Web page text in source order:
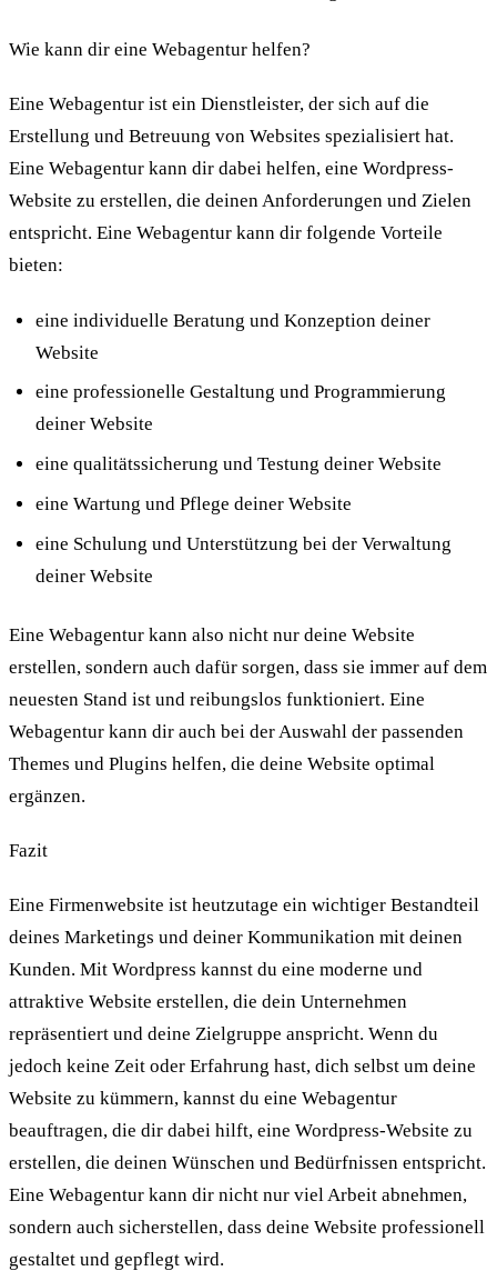
Wie kann dir eine Webagentur helfen?
Eine Webagentur ist ein Dienstleister, der sich auf die
Erstellung und Betreuung von Websites spezialisiert hat.
Eine Webagentur kann dir dabei helfen, eine Wordpress-
Website zu erstellen, die deinen Anforderungen und Zielen
entspricht. Eine Webagentur kann dir folgende Vorteile
bieten:
eine individuelle Beratung und Konzeption deiner
Website
eine professionelle Gestaltung und Programmierung
deiner Website
eine qualitätssicherung und Testung deiner Website
eine Wartung und Pflege deiner Website
eine Schulung und Unterstützung bei der Verwaltung
deiner Website
Eine Webagentur kann also nicht nur deine Website
erstellen, sondern auch dafür sorgen, dass sie immer auf dem
neuesten Stand ist und reibungslos funktioniert. Eine
Webagentur kann dir auch bei der Auswahl der passenden
Themes und Plugins helfen, die deine Website optimal
ergänzen.
Fazit
Eine Firmenwebsite ist heutzutage ein wichtiger Bestandteil
deines Marketings und deiner Kommunikation mit deinen
Kunden. Mit Wordpress kannst du eine moderne und
attraktive Website erstellen, die dein Unternehmen
repräsentiert und deine Zielgruppe anspricht. Wenn du
jedoch keine Zeit oder Erfahrung hast, dich selbst um deine
Website zu kümmern, kannst du eine Webagentur
beauftragen, die dir dabei hilft, eine Wordpress-Website zu
erstellen, die deinen Wünschen und Bedürfnissen entspricht.
Eine Webagentur kann dir nicht nur viel Arbeit abnehmen,
sondern auch sicherstellen, dass deine Website professionell
gestaltet und gepflegt wird.